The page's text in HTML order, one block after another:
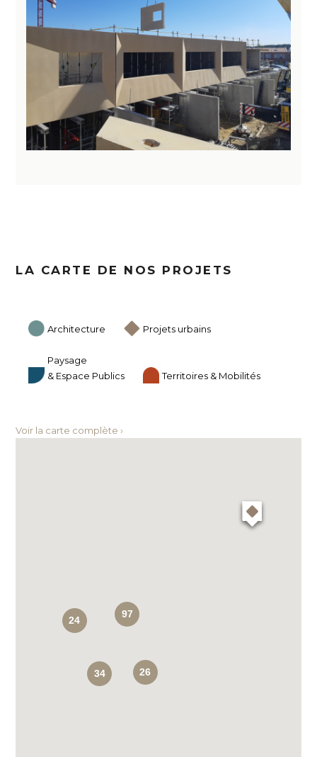
LA CARTE DE NOS PROJETS
Architecture Projets urbains
Paysage
& Espace Publics
Territoires & Mobilités
Voir la carte complète ›
34
97
24
26